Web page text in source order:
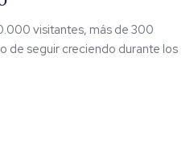
visitantes, más de 300
de seguir creciendo durante los